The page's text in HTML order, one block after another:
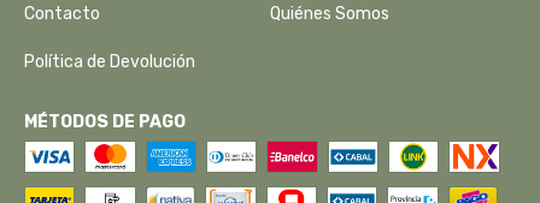
Contacto Quiénes Somos
Política de Devolución
MÉTODOS DE PAGO